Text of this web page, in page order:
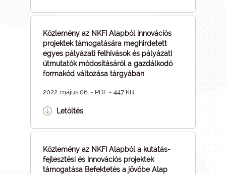
Közlemény az NKFI Alapból innovációs
projektek támogatására meghirdetett
egyes pályázati felhívások és pályázati
útmutatók módosításáról a gazdálkodó
formakód változása tárgyában
2022. május 06. - PDF - 447 KB
Letöltés
Közlemény az NKFI Alapból a kutatás-
fejlesztési és innovációs projektek
támogatása Befektetés a jövőbe Alap